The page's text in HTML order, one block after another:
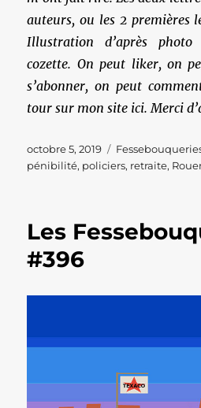
auteurs, ou les 2 premières
Illustration d’après
cozette. On peut liker, on
s’abonner, on peut
tour sur mon site ici. Merci
Publié
le
octobre 5, 2019 Catégories
pénibilité, policiers, retraite,
Les
#396